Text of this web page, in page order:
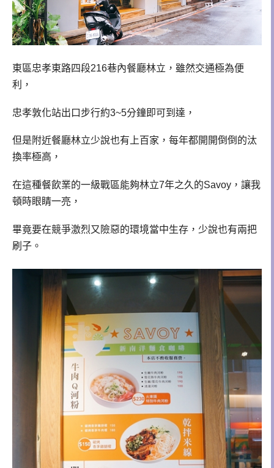
東區忠孝東路四段216巷內餐廳林立，雖然交通極為便
利，
忠孝敦化站出口步行約3~5分鐘即可到達，
但是附近餐廳林立少說也有上百家，每年都開開倒倒的汰
換率極高，
在這種餐飲業的一級戰區能夠林立7年之久的Savoy，讓我
頓時眼睛一亮，
畢竟要在競爭激烈又險惡的環境當中生存，少說也有兩把
刷子。